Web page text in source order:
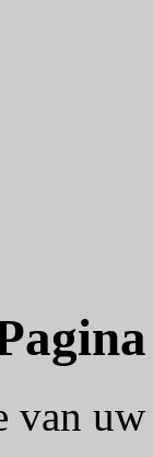
van uw